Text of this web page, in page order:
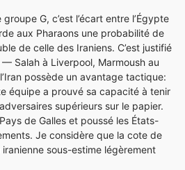
G, c’est l’écart entre l’Égypte
aux Pharaons une probabilité de
de celle des Iraniens. C’est justifié
Salah à Liverpool, Marmoush au
possède un avantage tactique:
équipe a prouvé sa capacité à tenir
supérieurs sur le papier.
de Galles et poussé les États-
Je considère que la cote de
sous-estime légèrement